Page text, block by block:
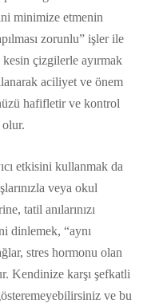
minimize etmenin
zorunlu” işler ile
çizgilerle ayırmak
aciliyet ve önem
hafifletir ve kontrol
olur.
etkisini kullanmak da
veya okul
tatil anılarınızı
dinlemek, “aynı
stres hormonu olan
Kendinize karşı şefkatli
ve bu